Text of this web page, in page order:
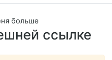
ссылке
больше